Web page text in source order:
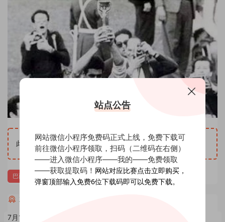
此内容查看价格为 1 足球币，请先 登录
巴西 西班牙
相关全场回放进球集锦
7月15日 2018世界杯 决赛 法国VS克罗地亚 外语MP4全场回放
站点公告
网站微信小程序免费码正式上线，免费下载可
前往微信小程序领取，扫码（二维码在右侧）
——进入微信小程序——我的——免费领取
——获取提取码！ 网站对应比赛点击立即购买，
弹窗顶部输入免费6位下载码即可以免费下载。